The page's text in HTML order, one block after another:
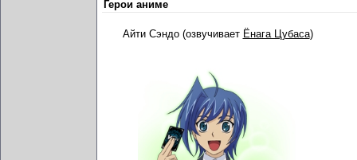
Герои аниме
Айти Сэндо (озвучивает Ёнага Цубаса)